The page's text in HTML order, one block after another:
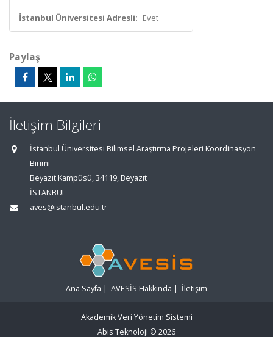
İstanbul Üniversitesi Adresli: Evet
Paylaş
İletişim Bilgileri
İstanbul Üniversitesi Bilimsel Araştırma Projeleri Koordinasyon
Birimi
Beyazıt Kampüsü, 34119, Beyazıt
İSTANBUL
aves@istanbul.edu.tr
Ana Sayfa | AVESİS Hakkında | İletişim
Akademik Veri Yönetim Sistemi
Abis Teknoloji © 2026